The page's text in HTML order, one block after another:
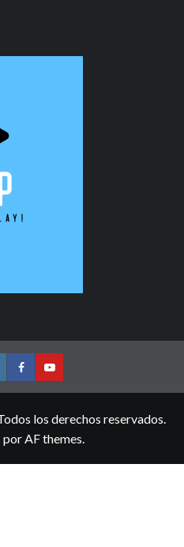
FacebookYouTube
los derechos reservados.
por AF themes.